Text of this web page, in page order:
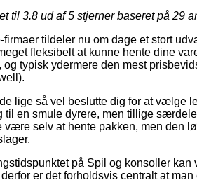
til 3.8 ud af 5 stjerner baseret på 29
firmaer tildeler nu om dage et stort
fleksibelt at kunne hente dine
og typisk ydermere den mest
lige så vel beslutte dig for at vælge
til en smule dyrere, men tillige
selv at hente pakken, men den
på Spil og konsoller
derfor er det forholdsvis centralt at